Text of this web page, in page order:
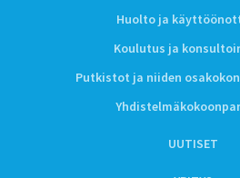
Huolto ja
Koulutus ja
Putkistot ja niiden
UUTISET